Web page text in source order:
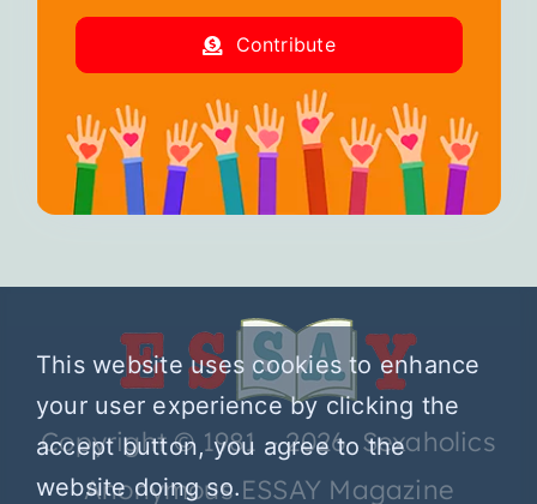
Contribute
Copyright © 1981 – 2026 Sexaholics
Anonymous ESSAY Magazine
This website uses cookies to enhance
your user experience by clicking the
accept button, you agree to the
website doing so.